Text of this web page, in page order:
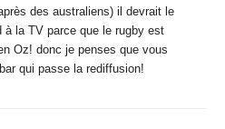
des australiens) il devrait le
à la TV parce que le rugby est
Oz! donc je penses que vous
qui passe la rediffusion!